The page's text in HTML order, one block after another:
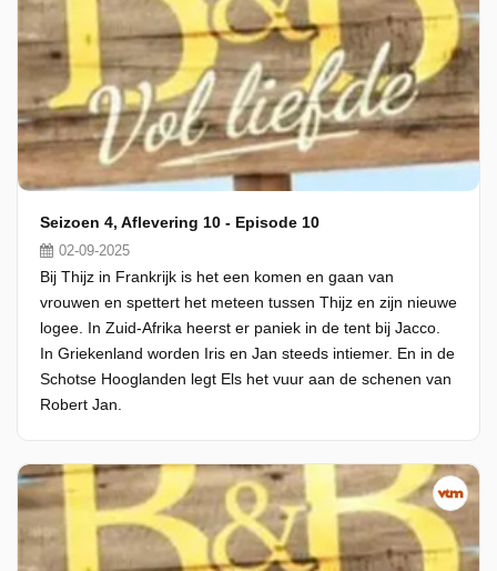
Seizoen 4, Aflevering 10 - Episode 10
02-09-2025
Bij Thijz in Frankrijk is het een komen en gaan van
vrouwen en spettert het meteen tussen Thijz en zijn nieuwe
logee. In Zuid-Afrika heerst er paniek in de tent bij Jacco.
In Griekenland worden Iris en Jan steeds intiemer. En in de
Schotse Hooglanden legt Els het vuur aan de schenen van
Robert Jan.